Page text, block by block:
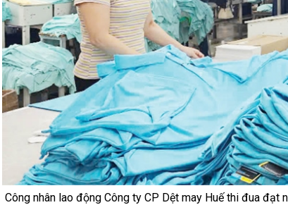
Công nhân lao động Công ty CP Dệt may Huế thi đua